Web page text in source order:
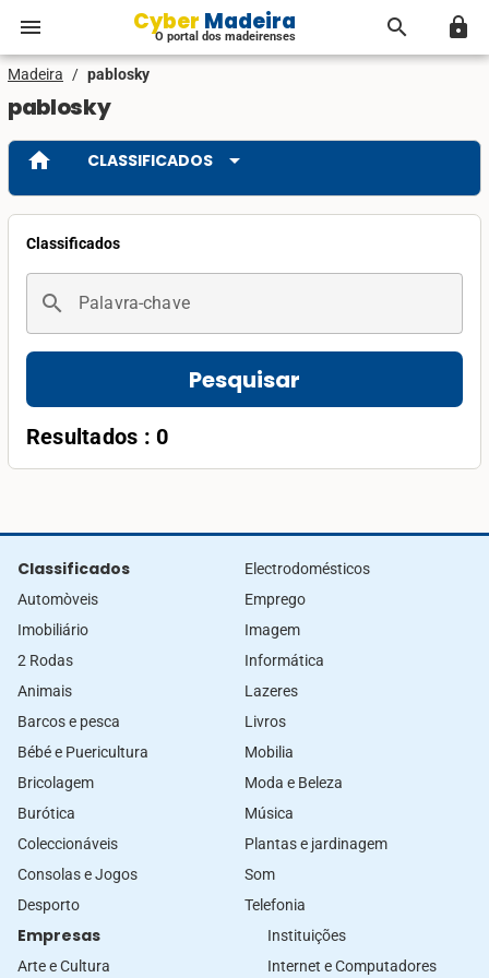
menu Cyber Madeira
O portal dos madeirenses search lock
Madeira / pablosky
pablosky
home CLASSIFICADOS arrow_drop_down
Classificados
search Palavra-chave
Pesquisar
Resultados : 0
Classificados
Automòveis
Imobiliário
2 Rodas
Animais
Barcos e pesca
Bébé e Puericultura
Bricolagem
Burótica
Coleccionáveis
Consolas e Jogos
Desporto
Electrodomésticos
Emprego
Imagem
Informática
Lazeres
Livros
Mobilia
Moda e Beleza
Música
Plantas e jardinagem
Som
Telefonia
Empresas
Arte e Cultura
Instituições
Internet e Computadores